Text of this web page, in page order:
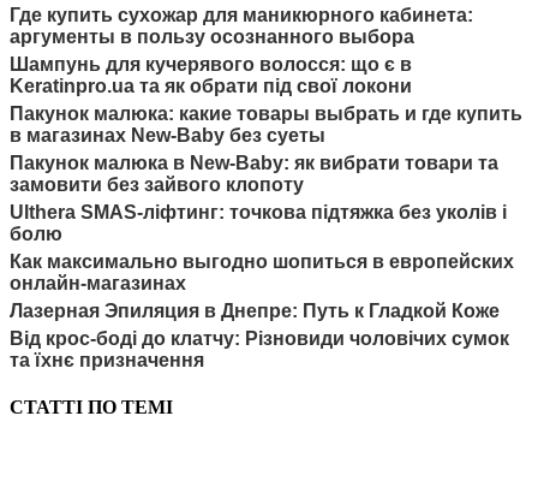
Где купить сухожар для маникюрного кабинета:
аргументы в пользу осознанного выбора
Шампунь для кучерявого волосся: що є в
Keratinpro.ua та як обрати під свої локони
Пакунок малюка: какие товары выбрать и где купить
в магазинах New-Baby без суеты
Пакунок малюка в New-Baby: як вибрати товари та
замовити без зайвого клопоту
Ulthera SMAS-ліфтинг: точкова підтяжка без уколів і
болю
Как максимально выгодно шопиться в европейских
онлайн-магазинах
Лазерная Эпиляция в Днепре: Путь к Гладкой Коже
Від крос-боді до клатчу: Різновиди чоловічих сумок
та їхнє призначення
СТАТТІ ПО ТЕМІ